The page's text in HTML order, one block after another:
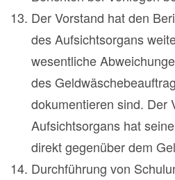
Der Vorstand hat den
des Aufsichtsorgans
wesentliche
des
dokumentieren sind. Der
Aufsichtsorgans hat
direkt gegenüber dem
Durchführung von